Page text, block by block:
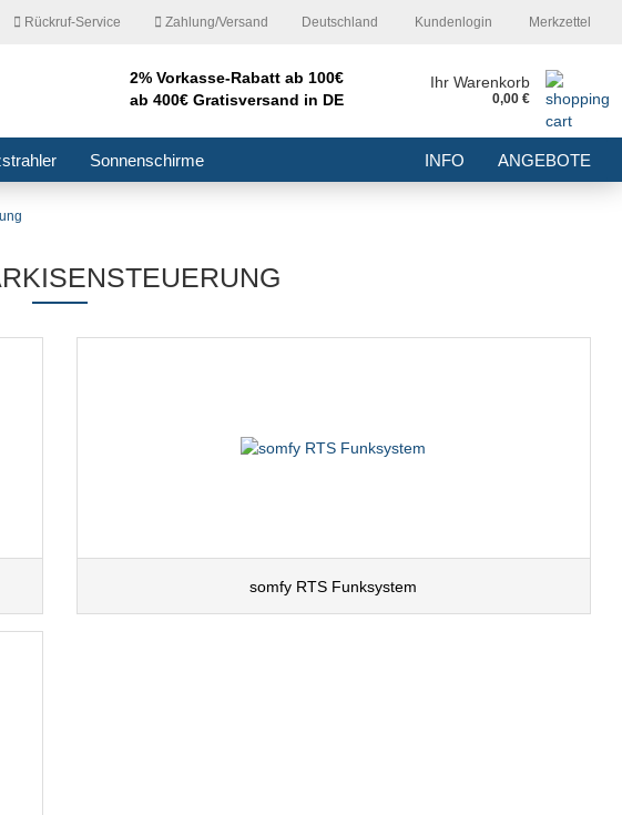
Rückruf-Service Zahlung/Versand Deutschland
Lieferland
Kundenlogin
Konto erstellen
Merkzettel
2% Vorkasse-Rabatt ab 100€
ab 400€ Gratisversand in DE
Ihr Warenkorb
0,00 €
Sonnenschirme INFO ANGEBOTE
somfy RTS Funksystem